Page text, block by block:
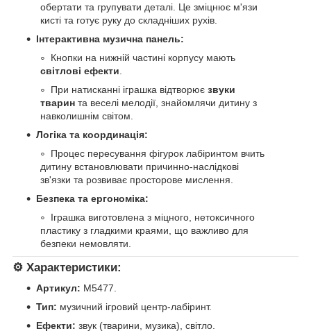
обертати та групувати деталі. Це зміцнює м'язи
кисті та готує руку до складніших рухів.
Інтерактивна музична панель:
Кнопки на нижній частині корпусу мають
світлові ефекти
При натисканні іграшка відтворює звуки
тварин та веселі мелодії, знайомлячи дитину з
навколишнім світом.
Логіка та координація:
Процес пересування фігурок лабіринтом вчить
дитину встановлювати причинно-наслідкові
зв'язки та розвиває просторове мислення.
Безпека та ергономіка:
Іграшка виготовлена з міцного, нетоксичного
пластику з гладкими краями, що важливо для
безпеки немовляти.
⚙️ Характеристики:
Артикул: M5477.
Тип: музичний ігровий центр-лабіринт.
Ефекти: звук (тварини, музика), світло.